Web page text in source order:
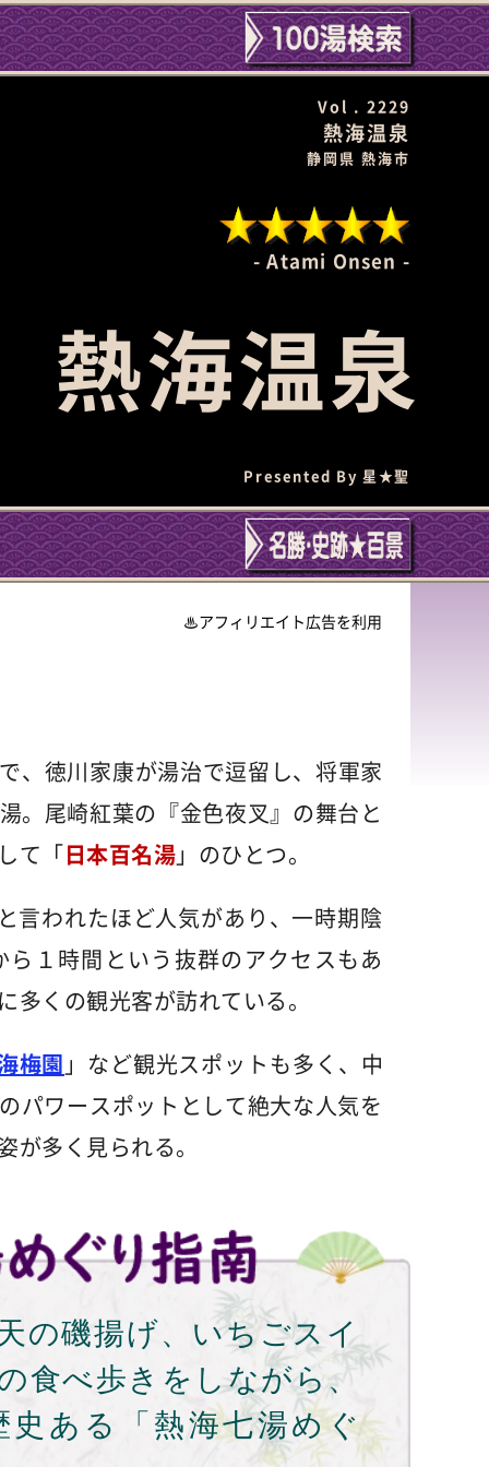
Vol . 2229
熱海温泉
静岡県 熱海市
Atami Onsen
熱海温泉
Presented By星★聖
アフィリエイト広告を利用
、徳川家康が湯治で逗留し、将軍家
。尾崎紅葉の『金色夜叉』の舞台と
て「日本百名湯」のひとつ。
言われたほど人気があり、一時期陰
１時間という抜群のアクセスもあ
くの観光客が訪れている。
梅園 」など観光スポットも多く、中
パワースポットとして絶大な人気を
多く見られる。
の磯揚げ、いちごスイ
食べ歩きをしながら、
ある「熱海七湯めぐ